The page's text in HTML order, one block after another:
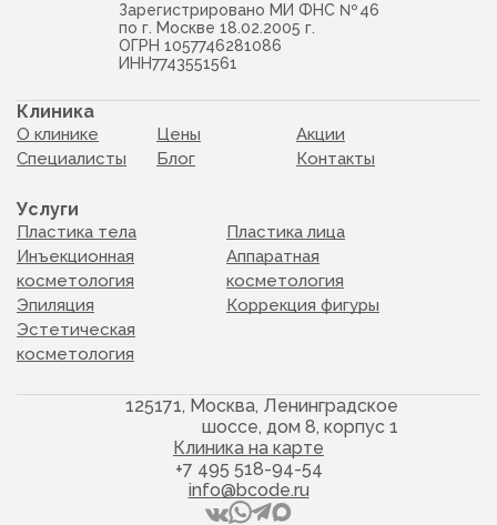
Зарегистрировано МИ ФНС № 46
по г. Москве 18.02.2005 г.
ОГРН 1057746281086
ИНН7743551561
Клиника
О клинике Цены
Акции
Специалисты
Блог Контакты
Услуги
Пластика тела
Пластика лица
Инъекционная
косметология
Аппаратная
косметология
Эпиляция
Коррекция фигуры
Эстетическая
косметология
125171, Москва, Ленинградское
шоссе, дом 8, корпус 1
Клиника на карте
+7 495 518-94-54
info@bcode.ru